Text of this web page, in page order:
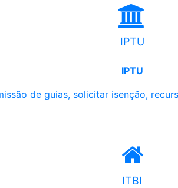
IPTU
IPTU
de guias, solicitar isenção,
ITBI